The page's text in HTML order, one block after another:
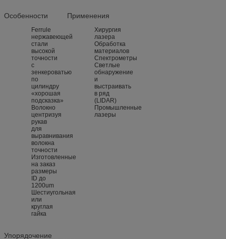
Особенности
Ferrule
нержавеющей
стали
высокой
точности
с
зенкероватью
по
цилиндру
«хорошая
подсказка»
Волокно
центризуя
рукав
для
выравнивания
волокна
точности
Изготовленные
на заказ
размеры
ID до
1200um
Шестиугольная
или
круглая
гайка
Применения
Хирургия
лазера
Обработка
материалов
Спектрометры
Светлые
обнаружение
и
выстраивать
в ряд
(LIDAR)
Промышленные
лазеры
Упорядочение